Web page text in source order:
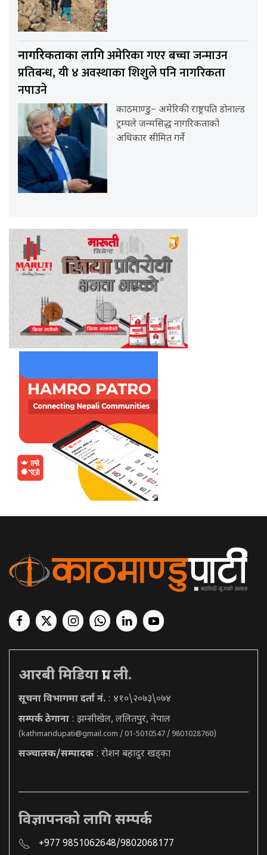
नागरिकताका लागिअमेरिका गएर बच्चा जन्माउन
प्रतिबन्ध, यी ४ अवस्थाका शिशुले पनि नागरिकता
नपाउने
काठमाण्डु– अमेरिकी राष्ट्रपति डोनाल्ड
ट्रम्पले जन्मसिद्ध नागरिकताको
अधिकार सीमित गर्ने
आरबी मिडिया प्रा. ली.
सूचना विभागमा दर्ता नं. : ४१०\२०७३\०७४
सम्पर्क ठेगाना : झम्सीखेल, ललितपुर, नेपाल
(kathmandupati@gmail.com / 01-5010547 / 9801028760)
सञ्चालक/सम्पादक : रोशन बहादुर खड्का
विज्ञापनको लागि सम्पर्क
+977 9851062648/9802068177